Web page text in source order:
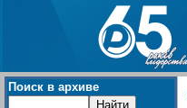
Поиск в архиве